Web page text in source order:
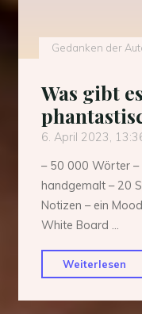
Gedanken der
Was gibt
6. April 2023,
– 50 000 Wörter –
handgemalt – 20
Notizen – ein
White Board …
Weiterlesen
es